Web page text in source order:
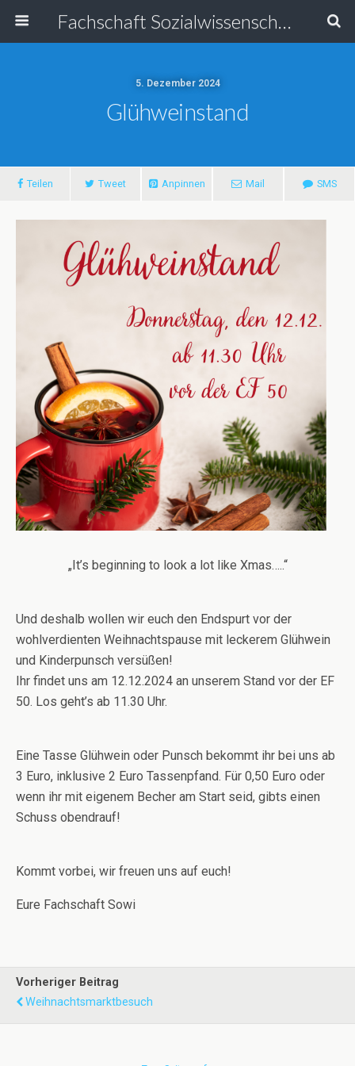
Fachschaft Sozialwissenschaften
5. Dezember 2024
Glühweinstand
Teilen Tweet Anpinnen Mail SMS
„It’s beginning to look a lot like Xmas…..“
Und deshalb wollen wir euch den Endspurt vor der
wohlverdienten Weihnachtspause mit leckerem Glühwein
und Kinderpunsch versüßen!
Ihr findet uns am 12.12.2024 an unserem Stand vor der EF
50. Los geht’s ab 11.30 Uhr.
Eine Tasse Glühwein oder Punsch bekommt ihr bei uns ab
3 Euro, inklusive 2 Euro Tassenpfand. Für 0,50 Euro oder
wenn ihr mit eigenem Becher am Start seid, gibts einen
Schuss obendrauf!
Kommt vorbei, wir freuen uns auf euch!
Eure Fachschaft Sowi
Vorheriger Beitrag
Weihnachtsmarktbesuch